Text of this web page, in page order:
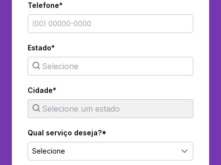
Telefone*
Estado*
Cidade*
Qual serviço deseja?*
Selecione